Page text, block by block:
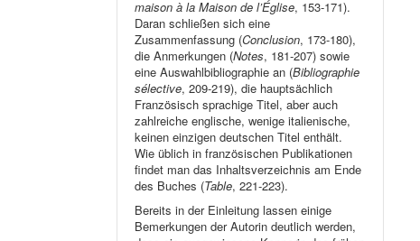
maison à la Maison de l’Église, 153-171).
Daran schließen sich eine
Zusammenfassung (Conclusion, 173-180),
die Anmerkungen (Notes, 181-207) sowie
eine Auswahlbibliographie an (Bibliographie
sélective, 209-219), die hauptsächlich
Französisch sprachige Titel, aber auch
zahlreiche englische, wenige italienische,
keinen einzigen deutschen Titel enthält.
Wie üblich in französischen Publikationen
findet man das Inhaltsverzeichnis am Ende
des Buches (Table, 221-223).
Bereits in der Einleitung lassen einige
Bemerkungen der Autorin deutlich werden,